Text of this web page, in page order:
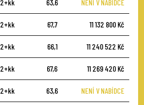
2+kk 63,6 NENÍ V NABÍDCE
2+kk 67,7 11 132 800 Kč
2+kk 66,1 11 240 522 Kč
2+kk 67,6 11 269 420 Kč
2+kk 63,6 NENÍ V NABÍDCE